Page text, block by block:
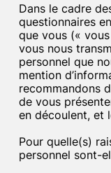
Dans le cadre
questionnaires
que vous («
vous nous
personnel que
mention
recommandons
de vous
en découlent, et
Pour quelle(s)
personnel sont-